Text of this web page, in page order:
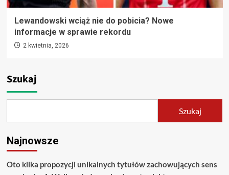
Lewandowski wciąż nie do pobicia? Nowe
informacje w sprawie rekordu
2 kwietnia, 2026
Szukaj
Szukaj
Najnowsze
Oto kilka propozycji unikalnych tytułów zachowujących sens